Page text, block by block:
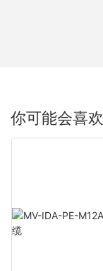
你可能会喜欢